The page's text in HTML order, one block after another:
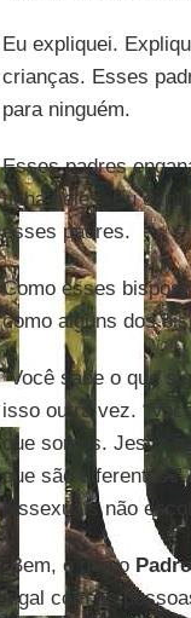
Eu expliquei.
crianças. Esses
para ninguém.
Esses padres
tinha neles. Eu
esses padres.
Como esses bispos
como alguns dos
“Você sabe o que
isso outra vez.
que somos. Jesus
que são
bissexuais não
“Bem, o que o
legal com as